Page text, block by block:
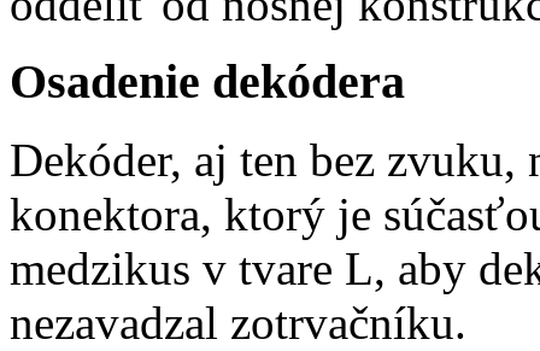
Osadenie dekódera
Dekóder, aj ten bez
konektora, ktorý je
medzikus v tvare L, aby
nezavadzal zotrvačníku.